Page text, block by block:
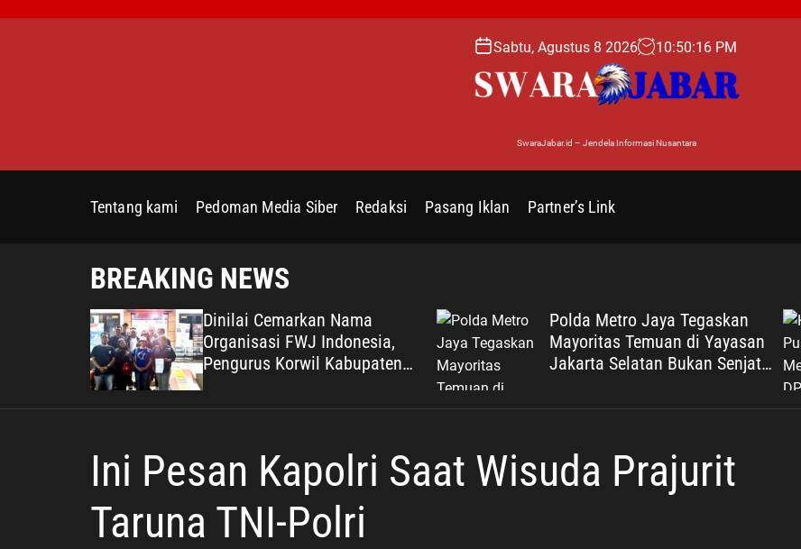
o
Sabtu, Agustus 8 2026 10:50:17 PM
SwaraJabar.id – Jendela Informasi Nusantara
Tentang kami Pedoman Media Siber Redaksi Pasang Iklan Partner’s Link
BREAKING NEWS
Dinilai Cemarkan Nama
Organisasi FWJ Indonesia,
Pengurus Korwil Kabupaten
Bekasi Laporkan RSP alias Ros
Polda Metro Jaya Tegaskan
Mayoritas Temuan di Yayasan
Jakarta Selatan Bukan Senjata
Ini Pesan Kapolri Saat Wisuda Prajurit
Taruna TNI-Polri